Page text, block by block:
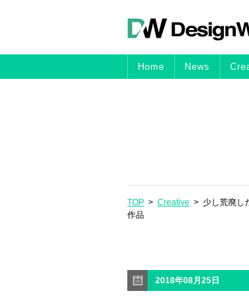
Home News
TOP > Creative > 少し荒廃し
作品
2018年08月25日